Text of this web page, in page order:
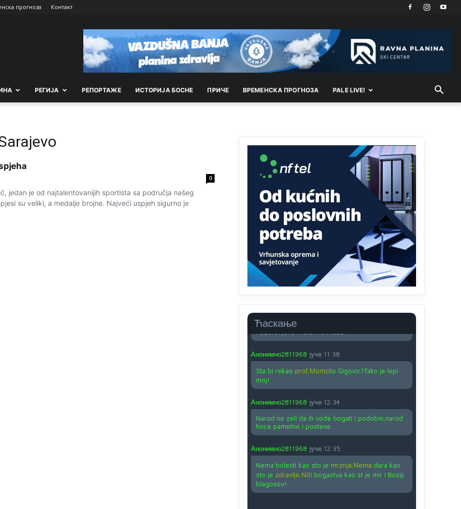
прогноза Контакт
РEГИЈА РEПОРТАЖE ИСТОРИЈА БОСНЕ ПРИЧЕ ВРEМEНСКА ПРОГНОЗА PALE LIVE!
0
jedan je od najtalentovanijih sportista sa područja našeg
su veliki, a medalje brojne. Najveći uspjeh sigurno je
Ћаскање
Kuniocu ide q u guz...
Анонимно2808843 8/6/2026
Анонимно2810587 јуче 11:11
vjeka,neko rece za Radovana i Ratka kaki su oni
srbi...i poce dalje da besjedi znam ja dobro sta je
bilo u Ag-ci...
Анонимно2810587
Proguglajte
Анонимно2810587 јуче 11:21
O kako su cudni lvi ljudi,uzeli bi sve da mogu...a
ja srce svima fajem,radujem se tudjoj sreci.I ko
ima i ko nema na iso ce mjesto leci!
Анонимно2810587
11:24
Nije u svijetu problem,nahraniti siromasnd,kako
nahraniti bogate!?
Анонимно2810587
Анонимно2811968 јуче 11:38
Sta bi rekao prof.Momcilo Gigovic?Tako je lepi
moj!
Анонимно2811968 јуче 12:34
Narod ne zeli da ih vode bogati i podobni,narod
hoce pametne i postene.
Анонимно2811968 јуче 12:35
Nema bolesti kao sto je mrznja.Nemadara kao
sto je zdravlje.Niti bogastva kao st je mir i Boziji
blagosov!